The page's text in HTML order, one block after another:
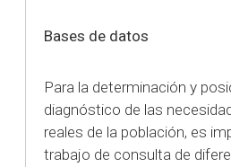
Bases de datos
Para la determinación y
diagnóstico de las
reales de la población, es
trabajo de consulta de